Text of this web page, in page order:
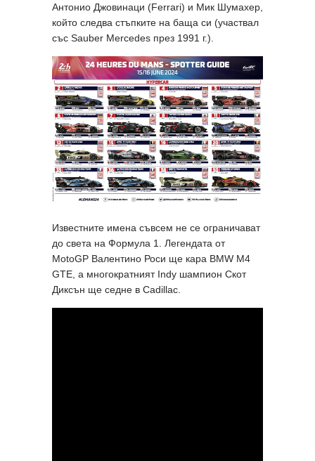
Антонио Джовинаци (Ferrari) и Мик Шумахер,
който следва стъпките на баща си (участвал
със Sauber Mercedes през 1991 г.).
Известните имена съвсем не се ограничават
до света на Формула 1. Легендата от
MotoGP Валентино Роси ще кара BMW M4
GTE, а многократният Indy шампион Скот
Диксън ще седне в Cadillac.